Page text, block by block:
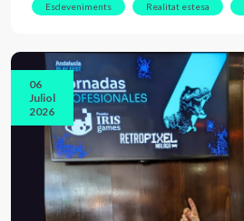
Esdeveniments Realitat estesa
06
Juliol
2026